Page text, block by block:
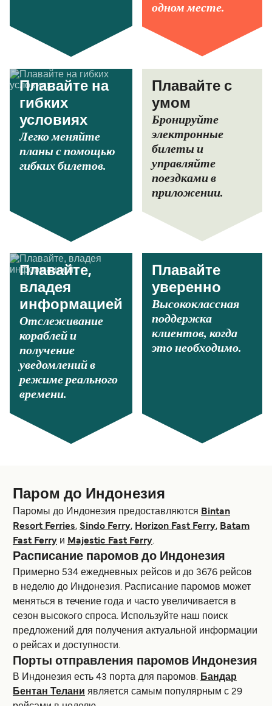
одном месте.
Плавайте на
гибких
условиях
Легко меняйте
планы с помощью
гибких билетов.
Плавайте с
умом
Бронируйте
электронные
билеты и
управляйте
поездками в
приложении.
Плавайте,
владея
информацией
Отслеживание
кораблей и
получение
уведомлений в
режиме реального
времени.
Плавайте
уверенно
Высококлассная
поддержка
клиентов, когда
это необходимо.
Паром до Индонезия
Паромы до Индонезия предоставляются Bintan
Resort Ferries, Sindo Ferry, Horizon Fast Ferry, Batam
Fast Ferry и Majestic Fast Ferry.
Расписание паромов до Индонезия
Примерно 534 ежедневных рейсов и до 3676 рейсов
в неделю до Индонезия. Расписание паромов может
меняться в течение года и часто увеличивается в
сезон высокoго спроса. Используйте наш поиск
предложений для получения актуальной информации
о рейсах и доступности.
Порты отправления паромов Индонезия
В Индонезия есть 43 порта для паромов. Бандар
Бентан Телани является самым популярным с 29